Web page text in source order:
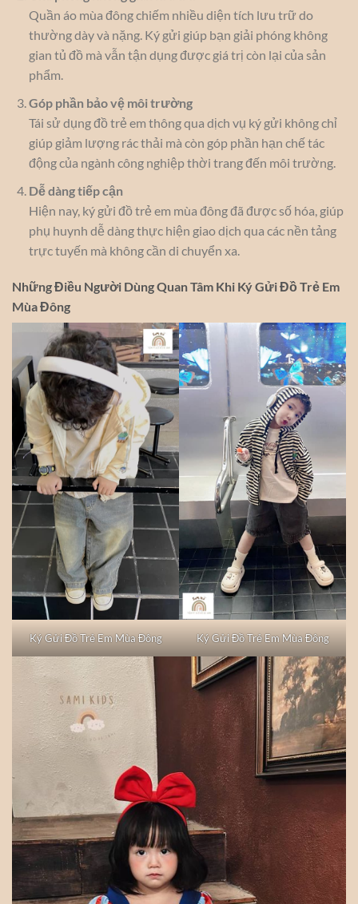
Quần áo mùa đông chiếm nhiều diện tích lưu trữ do
thường dày và nặng. Ký gửi giúp bạn giải phóng không
gian tủ đồ mà vẫn tận dụng được giá trị còn lại của sản
phẩm.
Góp phần bảo vệ môi trường
Tái sử dụng đồ trẻ em thông qua dịch vụ ký gửi không chỉ
giúp giảm lượng rác thải mà còn góp phần hạn chế tác
động của ngành công nghiệp thời trang đến môi trường.
Dễ dàng tiếp cận
Hiện nay, ký gửi đồ trẻ em mùa đông đã được số hóa, giúp
phụ huynh dễ dàng thực hiện giao dịch qua các nền tảng
trực tuyến mà không cần di chuyển xa.
Những Điều Người Dùng Quan Tâm Khi Ký Gửi Đồ Trẻ Em
Mùa Đông
Ký Gửi Đồ Trẻ Em Mùa Đông Ký Gửi Đồ Trẻ Em Mùa Đông